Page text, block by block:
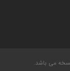
می باشد.